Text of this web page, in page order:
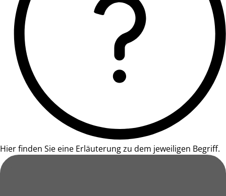
Hier finden Sie eine Erläuterung zu dem jeweiligen Begriff.